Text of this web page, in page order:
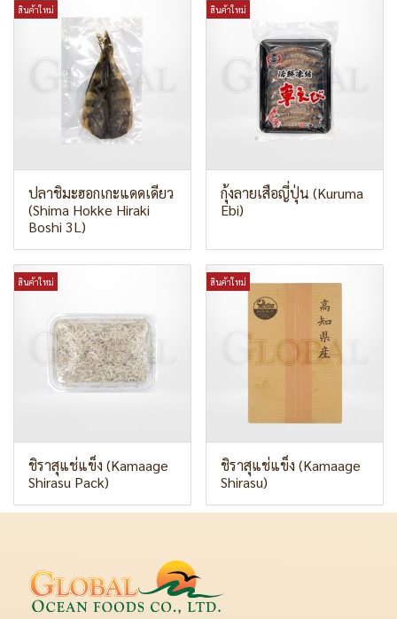
สินค้าใหม่
ปลาชิมะฮอกเกะแดดเดียว
(Shima Hokke Hiraki
Boshi 3L)
สินค้าใหม่
กุ้งลายเสือญี่ปุ่น (Kuruma
Ebi)
สินค้าใหม่
ชิราสุแช่แข็ง (Kamaage
Shirasu Pack)
สินค้าใหม่
ชิราสุแช่แข็ง (Kamaage
Shirasu)